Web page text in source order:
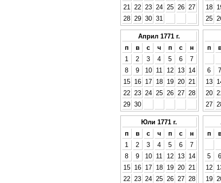
21
22 23 24 25 26
27
28
29 30 31
18
25
Април 1771 г.
п
в с ч п с
н
1
2 3 4 5 6
7
8
9 10 11 12 13
14
15
16 17 18 19 20
21
22
23 24 25 26 27
28
29 30
п
6
7
13
20
27
Юли 1771 г.
п
в с ч п с
н
1
2 3 4 5 6
7
8
9 10 11 12 13
14
15
16 17 18 19 20
21
22
23 24 25 26 27
28
п
5
6
12
19